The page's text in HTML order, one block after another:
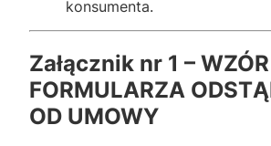
konsumenta.
Załącznik nr 1 – WZÓR
FORMULARZA
OD UMOWY